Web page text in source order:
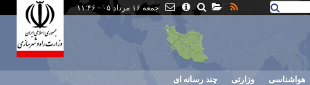
جمعه ۱۶ مرداد ۰۵ - ۱۱:۴۶
هواشناسی وزارتی چند رسانه ای